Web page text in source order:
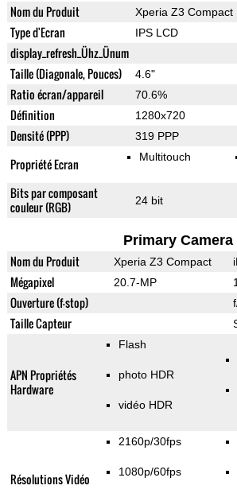
Nom du Produit Xperia Z3 Compact
Type d'Ecran IPS LCD
display_refresh_Ühz_Ünum
Taille (Diagonale, Pouces) 4.6"
Ratio écran/appareil 70.6%
Définition 1280x720
Densité (PPP) 319 PPP
Propriété Ecran Multitouch
Bits par composant
couleur (RGB)
24 bit
Primary Camera
Nom du Produit Xperia Z3 Compact
Mégapixel 20.7-MP
Ouverture (f-stop)
Taille Capteur
APN Propriétés
Hardware
Flash
photo HDR
vidéo HDR
Résolutions Vidéo
2160p/30fps
1080p/60fps